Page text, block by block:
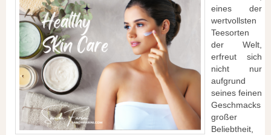
eines der
wertvollsten
Teesorten
der Welt,
erfreut sich
nicht nur
aufgrund
seines feinen
Geschmacks
großer
Beliebtheit,